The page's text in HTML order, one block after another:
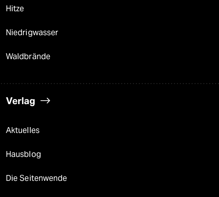
Hitze
Niedrigwasser
Waldbrände
Verlag
Aktuelles
Hausblog
Die Seitenwende